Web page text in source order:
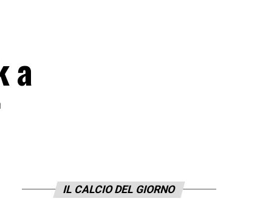
a
IL CALCIO DEL GIORNO